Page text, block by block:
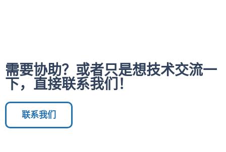
需要协助？或者只是想技术交流一
下，直接联系我们！
联系我们